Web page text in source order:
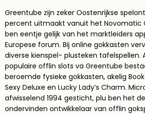
Greentube zijn zeker Oostenrijkse
percent uitmaakt vanuit het Novomatic
ben eentje gelijk van het marktleiders
Europese forum. Bij online gokkasten
diverse kienspel- plusteken tafelspellen.
populaire offlin slots va Greentube
beroemde fysieke gokkasten, akelig
Sexy Deluxe en Lucky Lady’s Charm.
afwisselend 1994 gesticht, plu ben het
ondervinden ontwikkelaar van offlin